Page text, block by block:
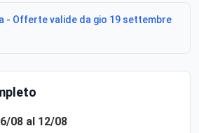
- Offerte valide da gio 19 settembre
08 al 12/08